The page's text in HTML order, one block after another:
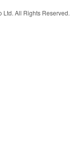
All Rights Reserved.